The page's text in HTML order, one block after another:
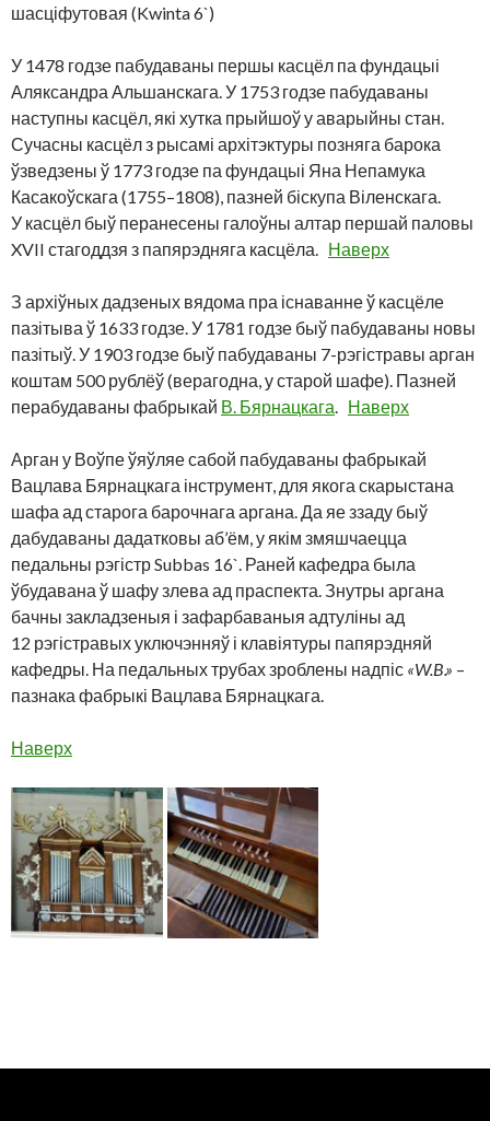
шасціфутовая (Kwinta 6`)
У 1478 годзе пабудаваны першы касцёл па фундацыі
Аляксандра Альшанскага. У 1753 годзе пабудаваны
наступны касцёл, які хутка прыйшоў у аварыйны стан.
Сучасны касцёл з рысамі архітэктуры позняга барока
ўзведзены ў 1773 годзе па фундацыі Яна Непамука
Касакоўскага (1755–1808), пазней біскупа Віленскага.
У касцёл быў перанесены галоўны алтар першай паловы
XVII стагоддзя з папярэдняга касцёла. Наверх
З архіўных дадзеных вядома пра існаванне ў касцёле
пазітыва ў 1633 годзе. У 1781 годзе быў пабудаваны новы
пазітыў. У 1903 годзе быў пабудаваны 7-рэгістравы арган
коштам 500 рублёў (верагодна, у старой шафе). Пазней
перабудаваны фабрыкай В. Бярнацкага Наверх
Арган у Воўпе ўяўляе сабой пабудаваны фабрыкай
Вацлава Бярнацкага інструмент, для якога скарыстана
шафа ад старога барочнага аргана. Да яе ззаду быў
дабудаваны дадатковы аб’ём, у якім змяшчаецца
педальны рэгістр Subbas 16`. Раней кафедра была
ўбудавана ў шафу злева ад праспекта. Знутры аргана
бачны закладзеныя і зафарбаваныя адтуліны ад
12 рэгістравых уключэнняў і клавіятуры папярэдняй
кафедры. На педальных трубах зроблены надпіс «W.B.» –
пазнака фабрыкі Вацлава Бярнацкага.
Наверх